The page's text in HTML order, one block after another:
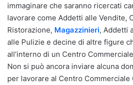
immaginare che saranno ricercati
lavorare come Addetti alle Vendite,
Ristorazione, Magazzinieri, Addetti
alle Pulizie e decine di altre figure
all’interno di un Centro
Non si può ancora inviare alcuna
per lavorare al Centro Commerciale